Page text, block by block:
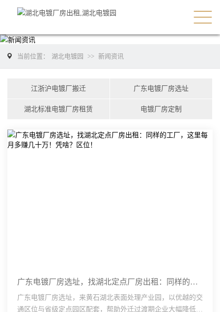
当前位置： 湖北电镀园 >> 新闻资讯
江浙沪电镀厂搬迁 广东电镀厂房选址
湖北标准电镀厂房租赁 电镀厂房定制
广东电镀厂房选址，找湖北定点厂房出租：同样的工厂，这里每月多赚几十万！凭啥？区位！
广东电镀厂房选址，来黄石湖北表面处理产业园，以优越的交
通区位与省级定点园区配套，帮助外迁过渡期企业大幅降低物